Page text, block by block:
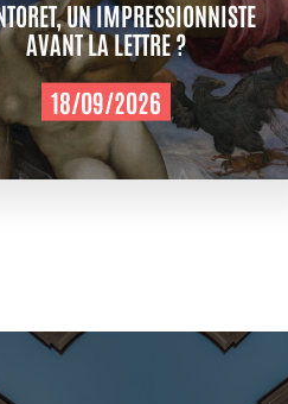
UN IMPRESSIONNISTE
AVANT LA LETTRE ?
18/09/2026